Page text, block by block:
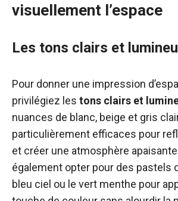
visuellement l’espace
Les tons clairs et
Pour donner une impression
privilégiez les tons clairs et
nuances de blanc, beige et gris
particulièrement efficaces pour
et créer une atmosphère
également opter pour des pastels
bleu ciel ou le vert menthe pour